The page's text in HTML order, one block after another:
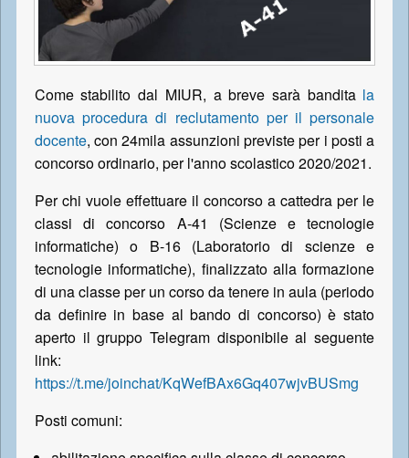
Come stabilito dal MIUR, a breve sarà bandita la
nuova procedura di reclutamento per il personale
docente, con 24mila assunzioni previste per i posti a
concorso ordinario, per l'anno scolastico 2020/2021.
Per chi vuole effettuare il concorso a cattedra per le
classi di concorso A-41 (Scienze e tecnologie
informatiche) o B-16 (Laboratorio di scienze e
tecnologie informatiche), finalizzato alla formazione
di una classe per un corso da tenere in aula (periodo
da definire in base al bando di concorso) è stato
aperto il gruppo Telegram disponibile al seguente
link:
https://t.me/joinchat/KqWefBAx6Gq407wjvBUSmg
Posti comuni: